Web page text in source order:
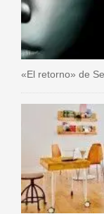
«El retorno» de